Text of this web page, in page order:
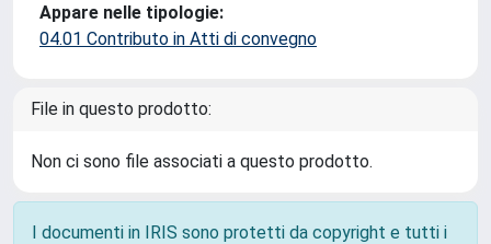
Appare nelle tipologie:
04.01 Contributo in Atti di convegno
File in questo prodotto:
Non ci sono file associati a questo prodotto.
I documenti in IRIS sono protetti da copyright e tutti i